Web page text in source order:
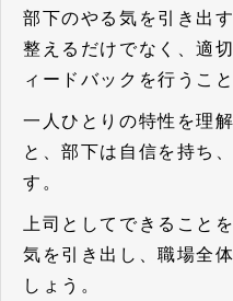
部下のやる気を引き出
整えるだけでなく、適
ィードバックを行うこ
一人ひとりの特性を理
と、部下は自信を持ち
す。
上司としてできること
気を引き出し、職場全
しょう。